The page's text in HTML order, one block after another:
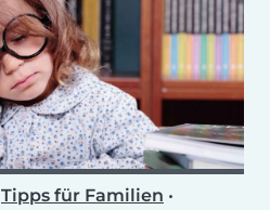
Tipps für Familien •